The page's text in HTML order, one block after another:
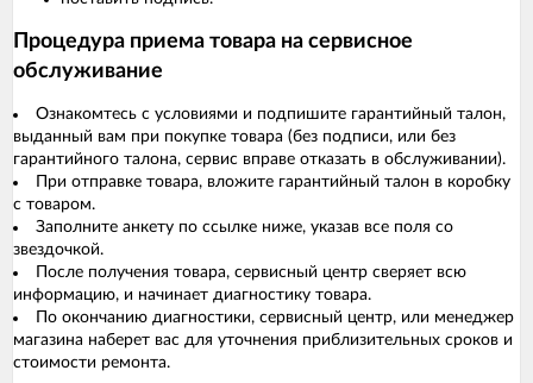
Процедура приема товара на сервисное
обслуживание
Ознакомтесь с условиями и подпишите гарантийный талон,
выданный вам при покупке товара (без подписи, или без
гарантийного талона, сервис вправе отказать в обслуживании).
При отправке товара, вложите гарантийный талон в коробку
с товаром.
Заполните анкету по ссылке ниже, указав все поля со
звездочкой.
После получения товара, сервисный центр сверяет всю
информацию, и начинает диагностику товара.
По окончанию диагностики, сервисный центр, или менеджер
магазина наберет вас для уточнения приблизительных сроков и
стоимости ремонта.